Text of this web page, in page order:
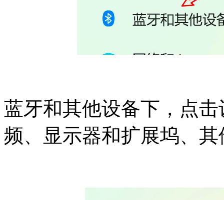
蓝牙和其他设备下，点
频、显示器和扩展坞、其